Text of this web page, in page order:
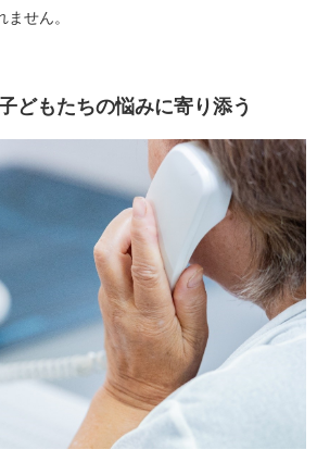
せん。
どもたちの悩みに寄り添う